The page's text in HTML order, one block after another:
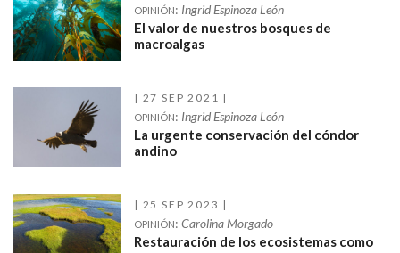
OPINIÓN: Ingrid Espinoza León
El valor de nuestros bosques de
macroalgas
27 SEP 2021
OPINIÓN: Ingrid Espinoza León
La urgente conservación del cóndor
andino
25 SEP 2023
OPINIÓN: Carolina Morgado
Restauración de los ecosistemas como